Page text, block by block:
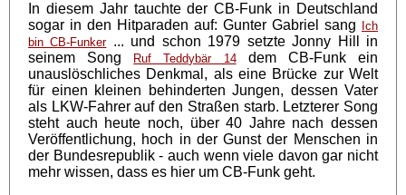
In diesem Jahr tauchte der CB-Funk in Deutschland
sogar in den Hitparaden auf: Gunter Gabriel sang
Ich
bin CB-Funker... und schon 1979 setzte Jonny Hill in
seinem Song
Ruf Teddybär 14dem CB-Funk ein
unauslöschliches Denkmal, als eine Brücke zur Welt
für einen kleinen behinderten Jungen, dessen Vater
als LKW-Fahrer auf den Straßen starb. Letzterer Song
steht auch heute noch, über 40 Jahre nach dessen
Veröffentlichung, hoch in der Gunst der Menschen in
der Bundesrepublik - auch wenn viele davon gar nicht
mehr wissen, dass es hier um CB-Funk geht.